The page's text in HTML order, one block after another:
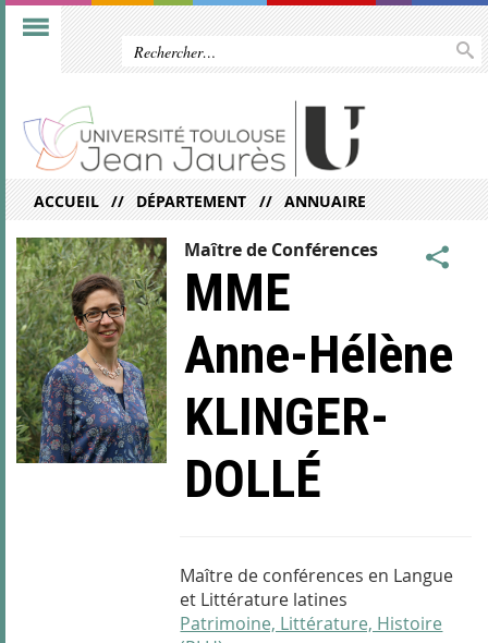
ACCUEIL DÉPARTEMENT ANNUAIRE
Maître de Conférences
MME
Anne-Hélène
KLINGER-
DOLLÉ
Maître de conférences en Langue
et Littérature latines
Patrimoine, Littérature, Histoire